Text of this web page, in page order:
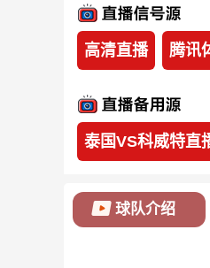
高清直播 腾讯
泰国VS科威特直
球队介绍